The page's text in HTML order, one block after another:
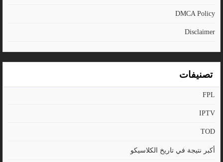
DMCA Policy
Disclaimer
تصنيفات
FPL
IPTV
TOD
أكبر نتيجة في تاريخ الكلاسيكو